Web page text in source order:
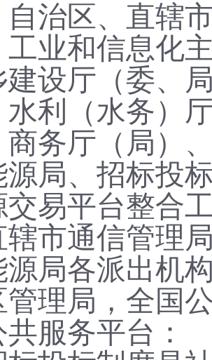
自治区、直辖
工业和信息化
建设厅（委、
水利（水务）
商务厅（局）
源局、招标投
交易平台整合
辖市通信管理
源局各派出机
管理局，全国
服务平台：